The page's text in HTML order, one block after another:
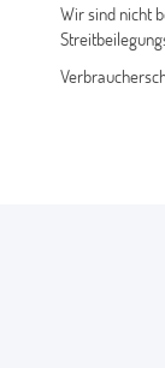
Wir sind nicht